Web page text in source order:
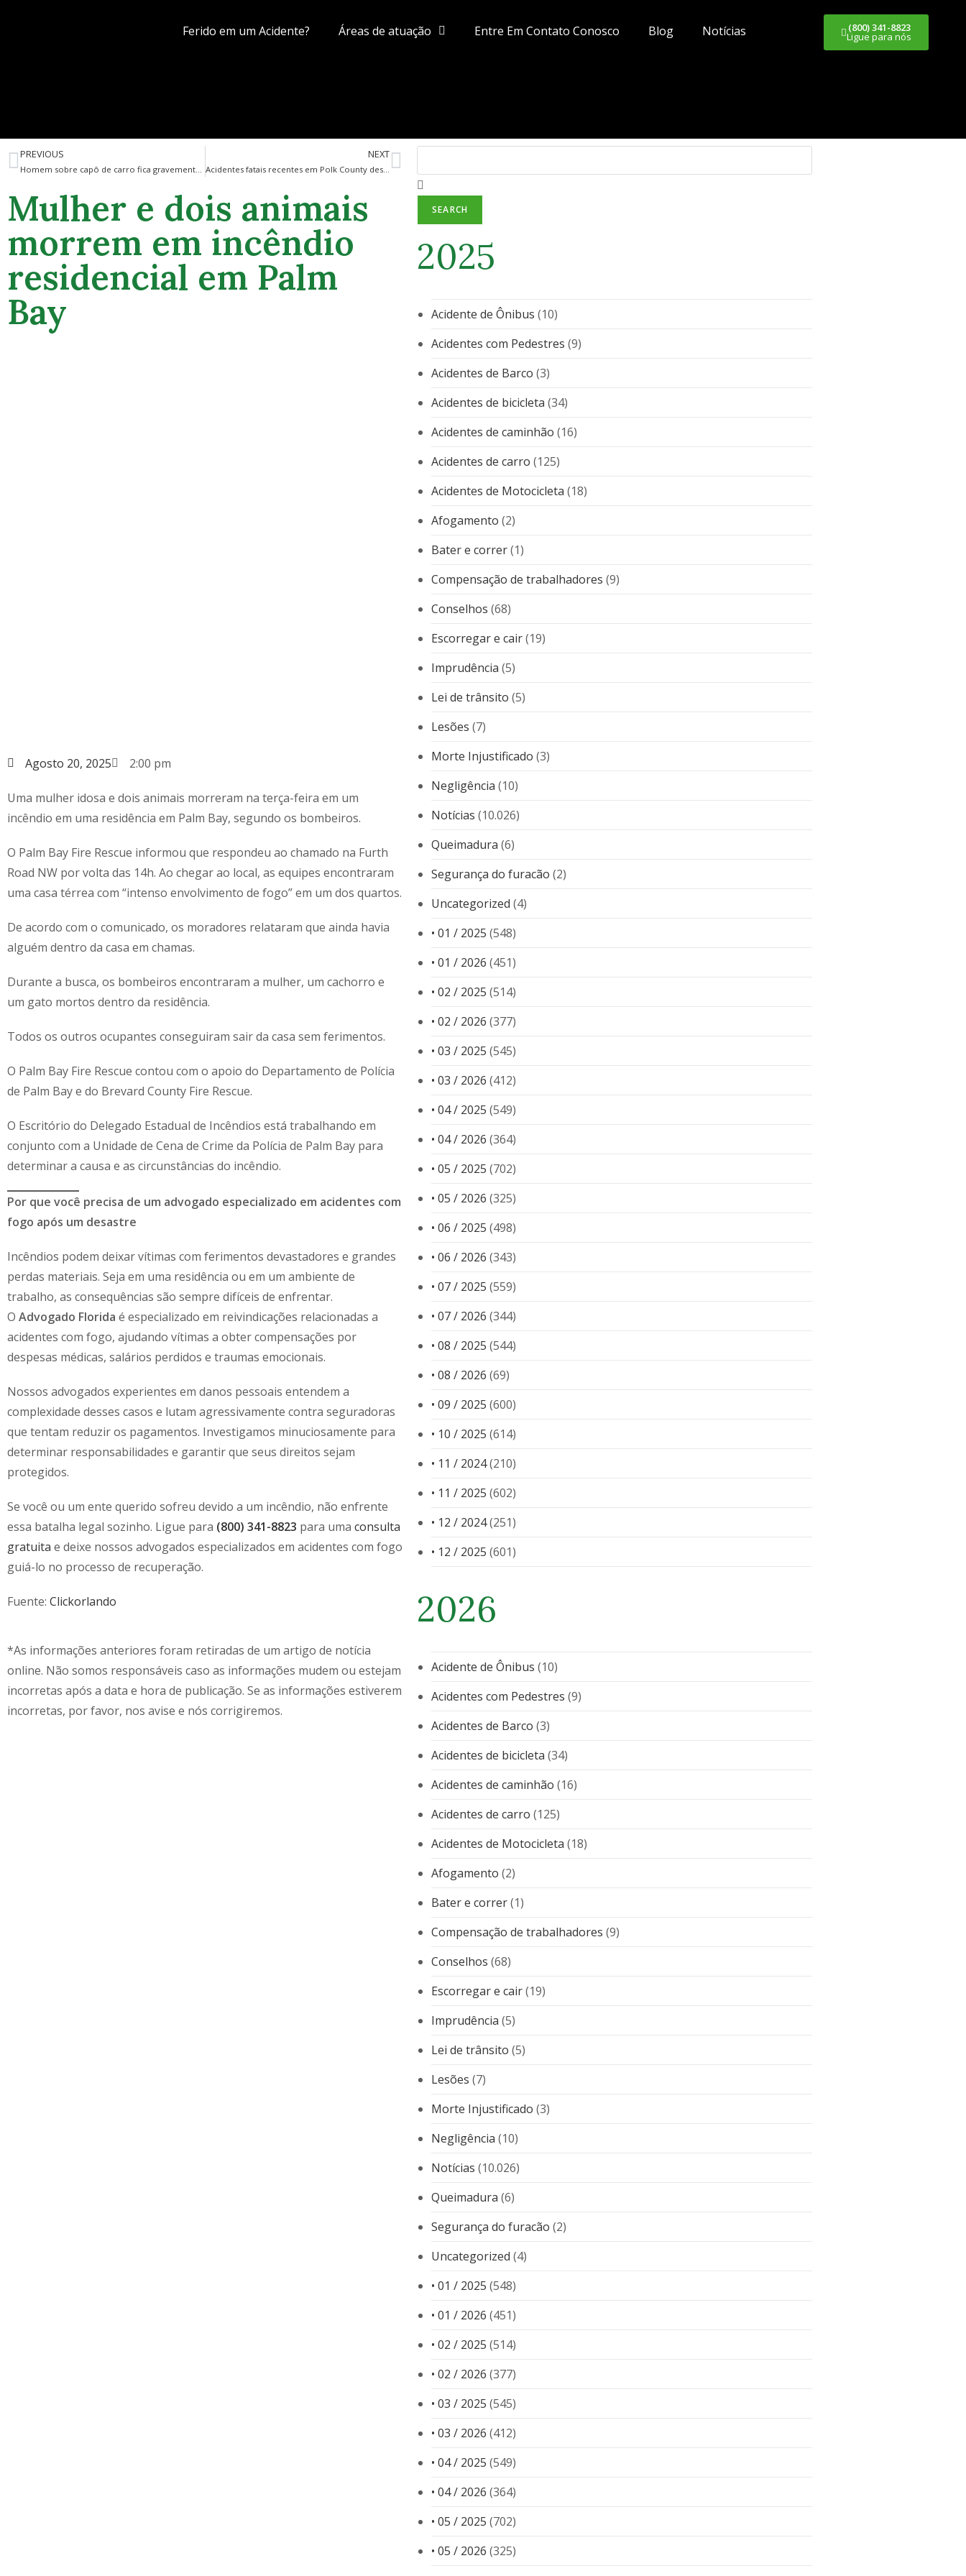
(800) 341-8823
Ligue para nós
Ferido em um Acidente? Áreas de atuação Entre Em Contato Conosco Blog Notícias
PREVIOUS
Homem sobre capô de carro fica gravemente ferido em acidente na SR-520 em Cocoa, segundo a polícia
NEXT
Acidentes fatais recentes em Polk County destacam urgência por melhorias na infraestrutura de segurança viária
Mulher e dois animais
morrem em incêndio
residencial em Palm
Bay
Agosto 20, 2025 2:00 pm
Uma mulher idosa e dois animais morreram na terça-feira em um
incêndio em uma residência em Palm Bay, segundo os bombeiros.
O Palm Bay Fire Rescue informou que respondeu ao chamado na Furth
Road NW por volta das 14h. Ao chegar ao local, as equipes encontraram
uma casa térrea com “intenso envolvimento de fogo” em um dos quartos.
De acordo com o comunicado, os moradores relataram que ainda havia
alguém dentro da casa em chamas.
Durante a busca, os bombeiros encontraram a mulher, um cachorro e
um gato mortos dentro da residência.
Todos os outros ocupantes conseguiram sair da casa sem ferimentos.
O Palm Bay Fire Rescue contou com o apoio do Departamento de Polícia
de Palm Bay e do Brevard County Fire Rescue.
O Escritório do Delegado Estadual de Incêndios está trabalhando em
conjunto com a Unidade de Cena de Crime da Polícia de Palm Bay para
determinar a causa e as circunstâncias do incêndio.
Por que você precisa de um advogado especializado em acidentes com
fogo após um desastre
Incêndios podem deixar vítimas com ferimentos devastadores e grandes
perdas materiais. Seja em uma residência ou em um ambiente de
trabalho, as consequências são sempre difíceis de enfrentar.
O Advogado Florida é especializado em reivindicações relacionadas a
acidentes com fogo, ajudando vítimas a obter compensações por
despesas médicas, salários perdidos e traumas emocionais.
Nossos advogados experientes em danos pessoais entendem a
complexidade desses casos e lutam agressivamente contra seguradoras
que tentam reduzir os pagamentos. Investigamos minuciosamente para
determinar responsabilidades e garantir que seus direitos sejam
protegidos.
Se você ou um ente querido sofreu devido a um incêndio, não enfrente
essa batalha legal sozinho. Ligue para (800) 341-8823 para uma consulta
gratuita e deixe nossos advogados especializados em acidentes com fogo
guiá-lo no processo de recuperação.
Fuente: Clickorlando
*As informações anteriores foram retiradas de um artigo de notícia
online. Não somos responsáveis caso as informações mudem ou estejam
incorretas após a data e hora de publicação. Se as informações estiverem
incorretas, por favor, nos avise e nós corrigiremos.
SEARCH
2025
Acidente de Ônibus (10)
Acidentes com Pedestres (9)
Acidentes de Barco (3)
Acidentes de bicicleta (34)
Acidentes de caminhão (16)
Acidentes de carro (125)
Acidentes de Motocicleta (18)
Afogamento (2)
Bater e correr(1)
Compensação de trabalhadores (9)
Conselhos (68)
Escorregar e cair(19)
Imprudência (5)
Lei de trânsito (5)
Lesões (7)
Morte Injustificado (3)
Negligência (10)
Notícias (10.026)
Queimadura (6)
Segurança do furacão (2)
Uncategorized (4)
• 01 / 2025 (548)
• 01 / 2026 (451)
• 02 / 2025 (514)
• 02 / 2026 (377)
• 03 / 2025 (545)
• 03 / 2026 (412)
• 04 / 2025 (549)
• 04 / 2026 (364)
• 05 / 2025 (702)
• 05 / 2026 (325)
• 06 / 2025 (498)
• 06 / 2026 (343)
• 07 / 2025 (559)
• 07 / 2026 (344)
• 08 / 2025 (544)
• 08 / 2026 (69)
• 09 / 2025 (600)
• 10 / 2025 (614)
• 11 / 2024(210)
• 11 / 2025 (602)
• 12 / 2024(251)
• 12 / 2025 (601)
2026
Acidente de Ônibus (10)
Acidentes com Pedestres (9)
Acidentes de Barco (3)
Acidentes de bicicleta (34)
Acidentes de caminhão (16)
Acidentes de carro (125)
Acidentes de Motocicleta (18)
Afogamento (2)
Bater e correr(1)
Compensação de trabalhadores (9)
Conselhos (68)
Escorregar e cair(19)
Imprudência (5)
Lei de trânsito (5)
Lesões (7)
Morte Injustificado (3)
Negligência (10)
Notícias (10.026)
Queimadura (6)
Segurança do furacão (2)
Uncategorized (4)
• 01 / 2025 (548)
• 01 / 2026 (451)
• 02 / 2025 (514)
• 02 / 2026 (377)
• 03 / 2025 (545)
• 03 / 2026 (412)
• 04 / 2025 (549)
• 04 / 2026 (364)
• 05 / 2025 (702)
• 05 / 2026 (325)